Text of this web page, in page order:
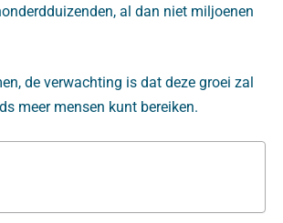
al dan niet miljoenen
de verwachting is dat deze groei zal
meer mensen kunt bereiken.